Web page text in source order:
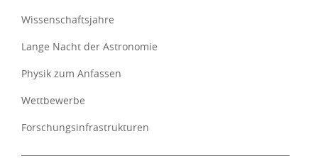
Wissenschaftsjahre
Lange Nacht der Astronomie
Physik zum Anfassen
Wettbewerbe
Forschungsinfrastrukturen